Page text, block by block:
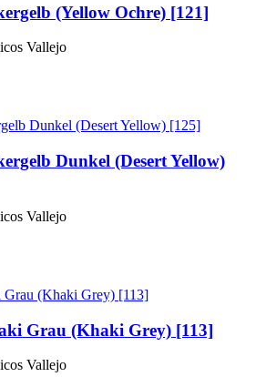
(Yellow Ochre) [121]
Vallejo
Dunkel (Desert Yellow)
Vallejo
Grau (Khaki Grey) [113]
Vallejo